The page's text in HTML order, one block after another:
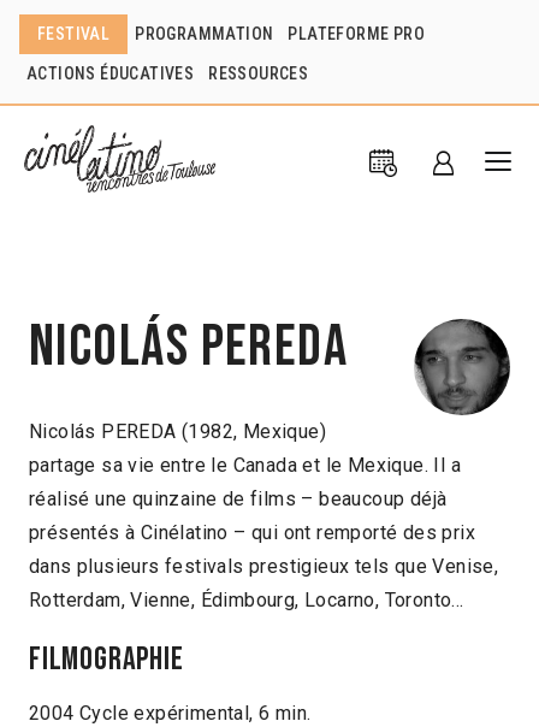
FESTIVAL PROGRAMMATION PLATEFORME PRO
ACTIONS ÉDUCATIVES RESSOURCES
Nicolás Pereda
Nicolás PEREDA (1982, Mexique)
partage sa vie entre le Canada et le Mexique. Il a
réalisé une quinzaine de films – beaucoup déjà
présentés à Cinélatino – qui ont remporté des prix
dans plusieurs festivals prestigieux tels que Venise,
Rotterdam, Vienne, Édimbourg, Locarno, Toronto…
Filmographie
2004 Cycle expérimental, 6 min.